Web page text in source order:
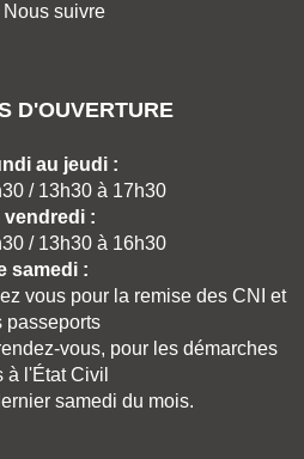
Nous suivre
D'OUVERTURE
au jeudi :
/ 13h30 à 17h30
vendredi :
/ 13h30 à 16h30
samedi :
vous pour la remise des CNI et
passeports
vous, pour les démarches
à l'État Civil
samedi du mois.